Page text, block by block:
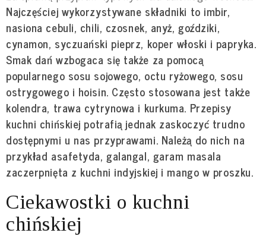
Najczęściej wykorzystywane składniki to imbir,
nasiona cebuli, chili, czosnek, anyż, goździki,
cynamon, syczuański pieprz, koper włoski i papryka.
Smak dań wzbogaca się także za pomocą
popularnego sosu sojowego, octu ryżowego, sosu
ostrygowego i hoisin. Często stosowana jest także
kolendra, trawa cytrynowa i kurkuma. Przepisy
kuchni chińskiej potrafią jednak zaskoczyć trudno
dostępnymi u nas przyprawami. Należą do nich na
przykład asafetyda, galangal, garam masala
zaczerpnięta z kuchni indyjskiej i mango w proszku.
Ciekawostki o kuchni
chińskiej